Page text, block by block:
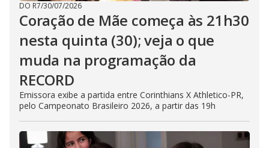
DO R7/30/07/2026
Coração de Mãe começa às 21h30
nesta quinta (30); veja o que
muda na programação da
RECORD
Emissora exibe a partida entre Corinthians X Athletico-PR,
pelo Campeonato Brasileiro 2026, a partir das 19h